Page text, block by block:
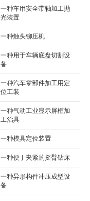
一种车用安全带轴加工抛
光装置
一种触头铆压机
一种用于车辆底盘切割设
备
一种汽车零部件加工用定
位工装
一种气动工业显示屏框加
工治具
一种模具定位装置
一种便于夹紧的摇臂钻床
一种异形构件冲压成型设
备